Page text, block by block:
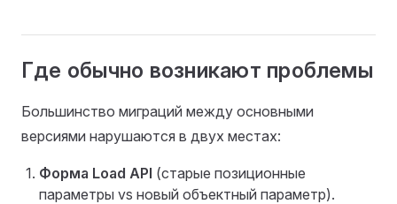
Где обычно возникают проблемы
Большинство миграций между основными
версиями нарушаются в двух местах:
Форма Load API (старые позиционные
параметры vs новый объектный параметр).